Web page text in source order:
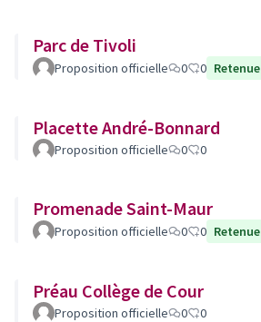
Parc de Tivoli
Proposition officielle 0 0 Retenue
Placette André-Bonnard
Proposition officielle 0 0
Promenade Saint-Maur
Proposition officielle 0 0 Retenue
Préau Collège de Cour
Proposition officielle 0 0